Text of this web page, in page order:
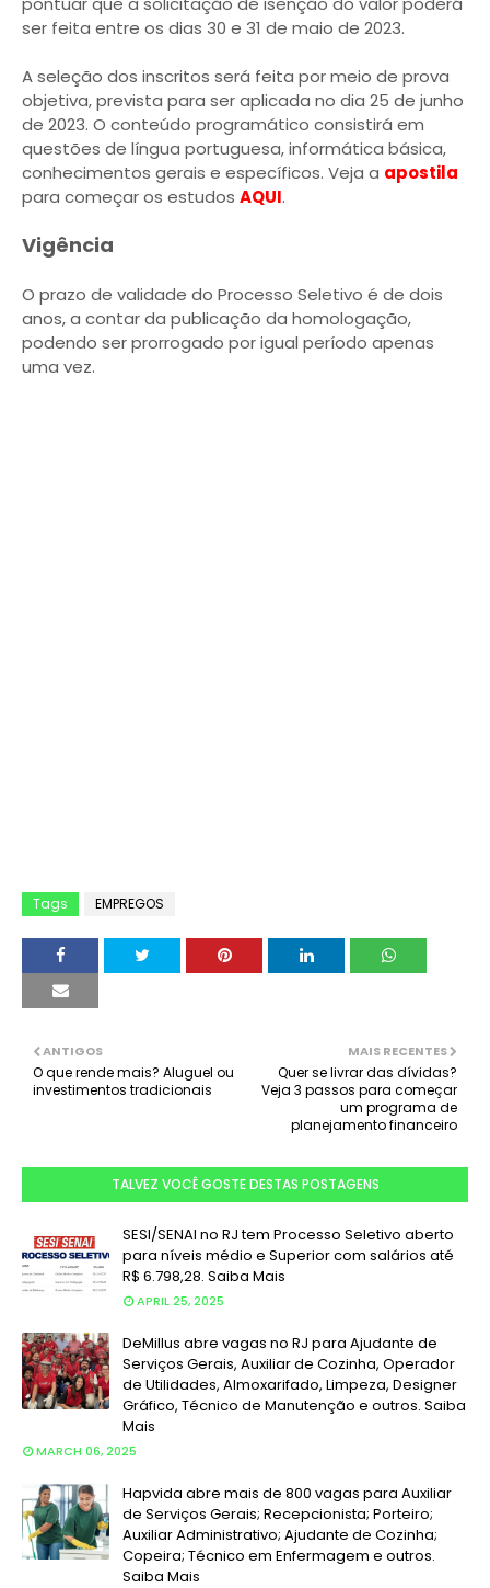
ser feita entre os dias 30 e 31 de maio de 2023.
A seleção dos inscritos será feita por meio de prova
objetiva, prevista para ser aplicada no dia 25 de junho
de 2023. O conteúdo programático consistirá em
questões de língua portuguesa, informática básica,
conhecimentos gerais e específicos. Veja a apostila
para começar os estudos AQUI.
Vigência
O prazo de validade do Processo Seletivo é de dois
anos, a contar da publicação da homologação,
podendo ser prorrogado por igual período apenas
uma vez.
Tags EMPREGOS
MAIS RECENTES
Quer se livrar das dívidas?
Veja 3 passos para começar
um programa de
planejamento financeiro
ANTIGOS
O que rende mais? Aluguel ou
investimentos tradicionais
TALVEZ VOCÊ GOSTE DESTAS POSTAGENS
SESI/SENAI no RJ tem Processo Seletivo aberto
para níveis médio e Superior com salários até
R$ 6.798,28. Saiba Mais
APRIL 25, 2025
DeMillus abre vagas no RJ para Ajudante de
Serviços Gerais, Auxiliar de Cozinha, Operador
de Utilidades, Almoxarifado, Limpeza, Designer
Gráfico, Técnico de Manutenção e outros. Saiba
Mais
MARCH 06, 2025
Hapvida abre mais de 800 vagas para Auxiliar
de Serviços Gerais; Recepcionista; Porteiro;
Auxiliar Administrativo; Ajudante de Cozinha;
Copeira; Técnico em Enfermagem e outros.
Saiba Mais